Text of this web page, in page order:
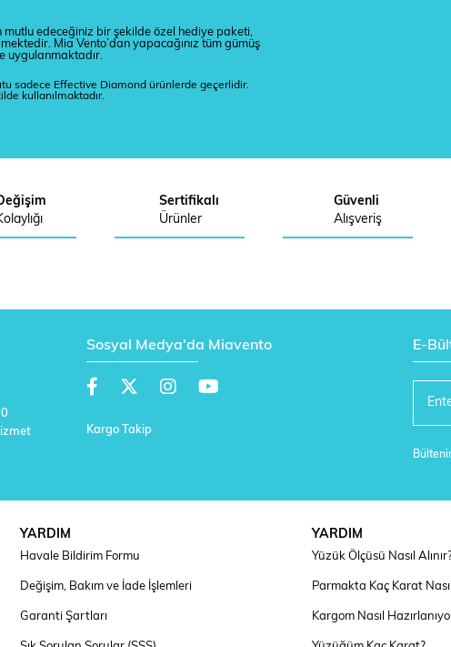
edeceğiniz bir şekilde özel hediye paketi,
Mia Vento’dan yapacağınız tüm gümüş
uygulanmaktadır.
sadece Effective Diamond ürünlerde geçerlidir.
kullanılmaktadır.
Sertifikalı
Ürünler
Güvenli
Alışveriş
Sosyal Medya'da Miavento
Kargo Takip
E-
YARDIM
Havale Bildirim Formu
Değişim, Bakım ve İade İşlemleri
Garanti Şartları
YARDIM
Yüzük Ölçüsü Nasıl
Parmakta Kaç Karat
Kargom Nasıl